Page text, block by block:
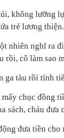
không lưỡng
trẻ lương thiện.
nhiên nghĩ ra
rồi, cô làm sao
ga tàu rồi tính
chục đồng
sách, cháu đưa
đưa tiền